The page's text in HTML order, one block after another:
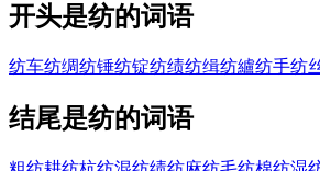
开头是纺的词语
纺车纺绸纺锤纺锭纺绩纺缉纺纑纺手纺
结尾是纺的词语